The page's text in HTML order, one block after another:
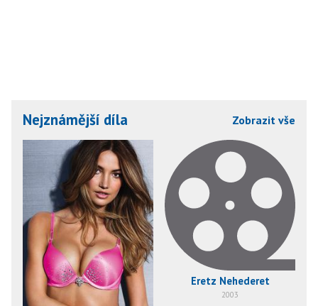
Nejznámější díla Zobrazit vše
Eretz Nehederet
2003